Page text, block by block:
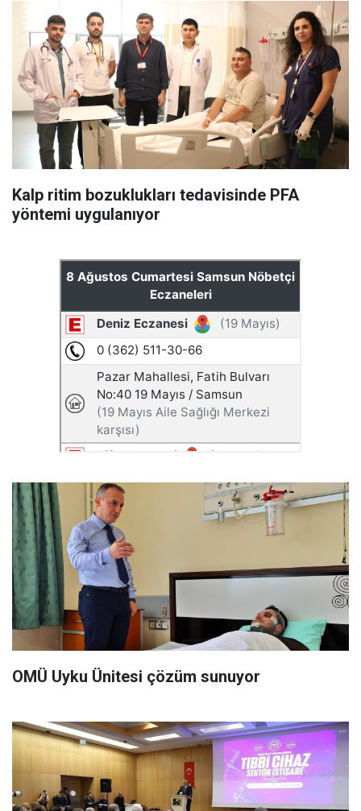
Kalp ritim bozuklukları tedavisinde PFA
yöntemi uygulanıyor
OMÜ Uyku Ünitesi çözüm sunuyor